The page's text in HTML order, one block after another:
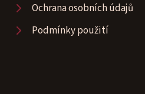
Ochrana osobních údajů
Podmínky použití